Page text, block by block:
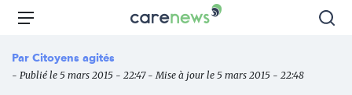
Aller
principal
Carenews,
des
Menu
Par Citoyens agités
- Publié le 5 mars 2015 - 22:47 - Mise à jour le 5 mars 2015 - 22:48